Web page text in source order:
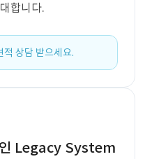
합니다.
적 상담 받으세요.
인 Legacy System